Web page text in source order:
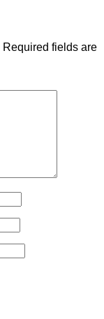
Required fields are